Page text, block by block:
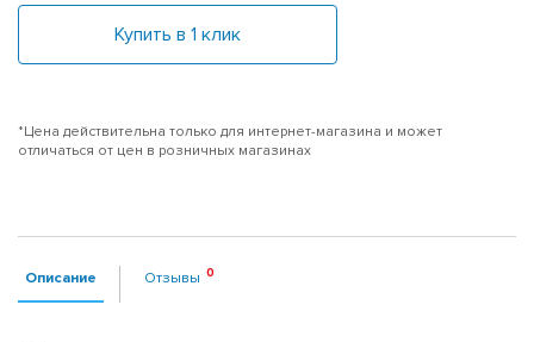
Купить в 1 клик
*Цена действительна только для интернет-магазина и может
отличаться от цен в розничных магазинах
Описание Отзывы